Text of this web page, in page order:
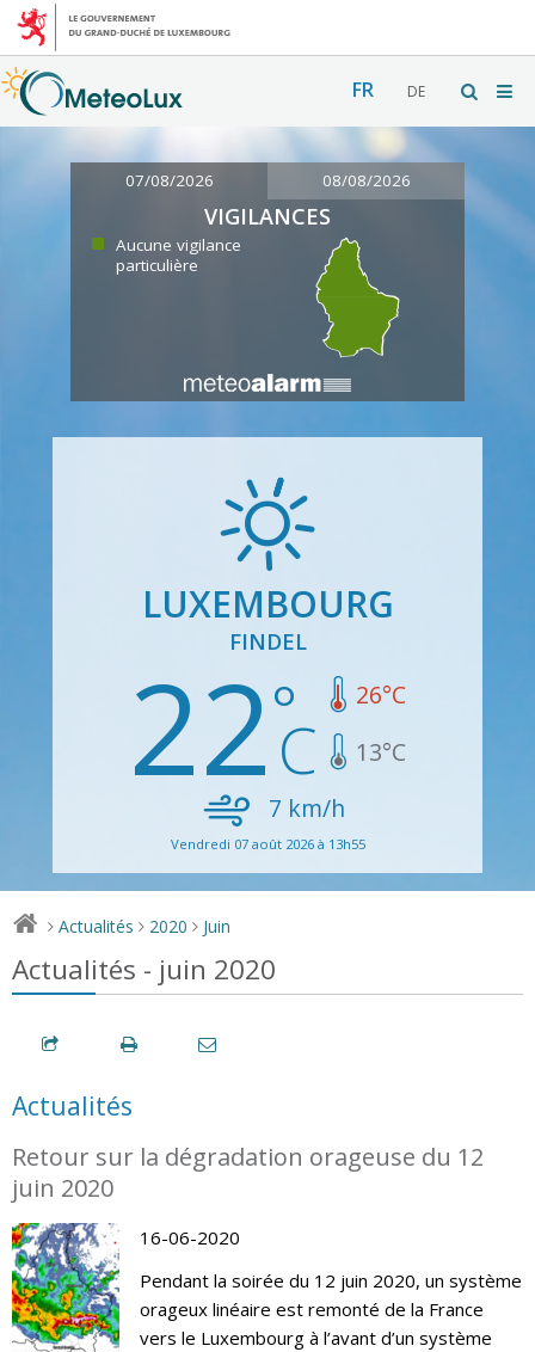
FR DE
07/08/2026 08/08/2026
VIGILANCES
Aucune vigilance
particulière
LUXEMBOURG
FINDEL
22 26°C
13°C
7 km/h
Vendredi 07 août 2026 à 13h55
> Actualités > 2020 > Juin
Actualités - juin 2020
Actualités
Retour sur la dégradation orageuse du 12
juin 2020
16-06-2020
Pendant la soirée du 12 juin 2020, un système
orageux linéaire est remonté de la France
vers le Luxembourg à l’avant d’un système